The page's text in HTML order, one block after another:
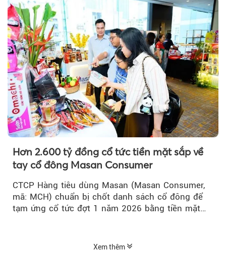
Hơn 2.600 tỷ đồng cổ tức tiền mặt sắp về
tay cổ đông Masan Consumer
CTCP Hàng tiêu dùng Masan (Masan Consumer,
mã: MCH) chuẩn bị chốt danh sách cổ đông để
tạm ứng cổ tức đợt 1 năm 2026 bằng tiền mặt
Xem thêm